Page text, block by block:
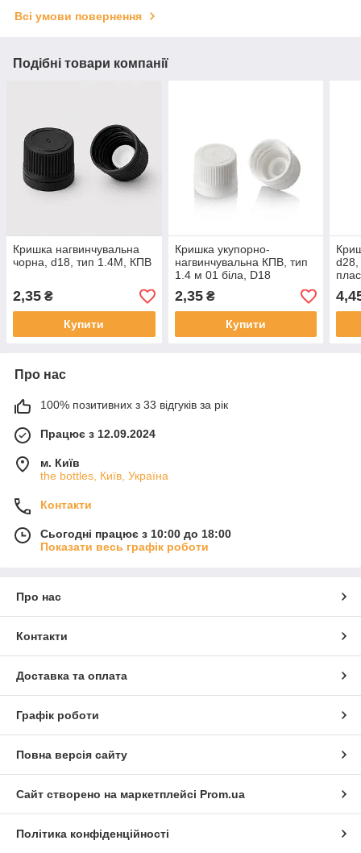
Всі умови повернення
Подібні товари компанії
Кришка нагвинчувальна
чорна, d18, тип 1.4М, КПВ
2,35 ₴
Купити
Кришка укупорно-
нагвинчувальна КПВ, тип
1.4 м 01 біла, D18
2,35₴
Купити
Про нас
100% позитивних з 33 відгуків за рік
Працює з 12.09.2024
м. Київ
the bottles, Київ, Україна
Контакти
Сьогодні працює з 10:00 до 18:00
Показати весь графік роботи
Про нас
Контакти
Доставка та оплата
Графік роботи
Повна версія сайту
Сайт створено на маркетплейсі Prom.ua
Політика конфіденційності